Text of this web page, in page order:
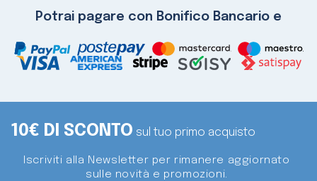
Potrai pagare con Bonifico Bancario e
10€ DI SCONTO sul tuo primo acquisto
Iscriviti alla Newsletter per rimanere aggiornato
sulle novità e promozioni.